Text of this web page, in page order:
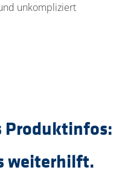
unkompliziert
Produktinfos:
weiterhilft.